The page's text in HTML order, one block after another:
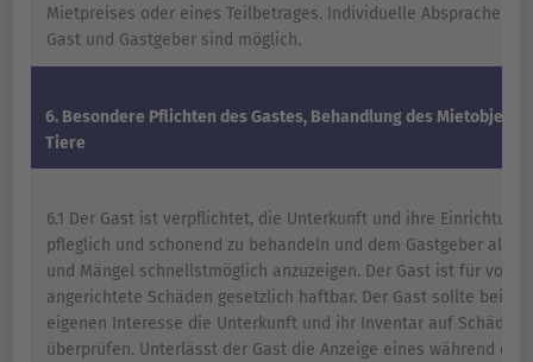
Mietpreises oder eines Teilbetrages. Individuelle Absprachen
Gast und Gastgeber sind möglich.
6. Besondere Pflichten des Gastes, Behandlung des Mietobjekts,
Tiere
6.1 Der Gast ist verpflichtet, die Unterkunft und ihre
pfleglich und schonend zu behandeln und dem Gastgeber alle
und Mängel schnellstmöglich anzuzeigen. Der Gast ist für von
angerichtete Schäden gesetzlich haftbar. Der Gast sollte bei
eigenen Interesse die Unterkunft und ihr Inventar auf Schäden
überprüfen. Unterlässt der Gast die Anzeige eines während der